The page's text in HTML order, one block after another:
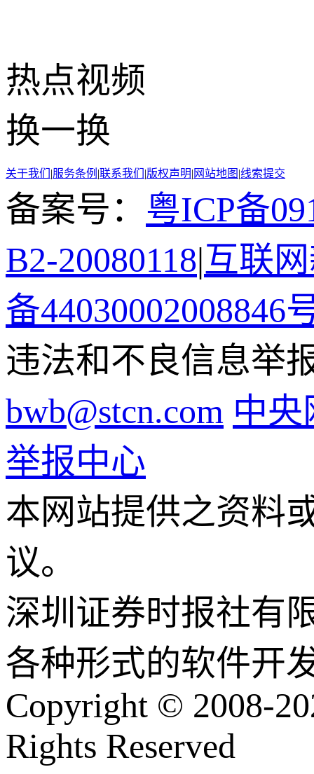
热点视频
换一换
关于我们 |服务条例 |联系我们 |版权声明| 网站地图 |线索提交
备案号： 粤ICP备
B2-20080118|互联
备44030002008846
违法和不良信息举
bwb@stcn.com 中
举报中心
本网站提供之资料
议。
深圳证券时报社有
各种形式的软件开
Copyright © 2008-
Rights Reserved